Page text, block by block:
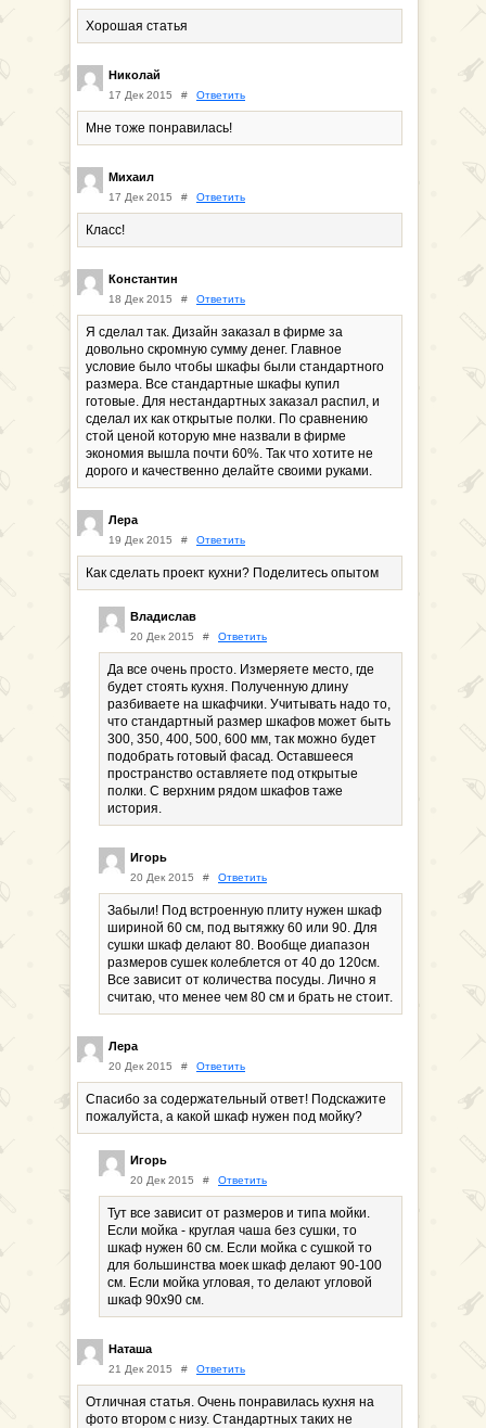
Хорошая статья
Николай
17 Дек 2015 # Ответить
Мне тоже понравилась!
Михаил
17 Дек 2015 # Ответить
Класс!
Константин
18 Дек 2015 # Ответить
Я сделал так. Дизайн заказал в фирме за
довольно скромную сумму денег. Главное
условие было чтобы шкафы были стандартного
размера. Все стандартные шкафы купил
готовые. Для нестандартных заказал распил, и
сделал их как открытые полки. По сравнению
стой ценой которую мне назвали в фирме
экономия вышла почти 60%. Так что хотите не
дорого и качественно делайте своими руками.
Лера
19 Дек 2015 # Ответить
Как сделать проект кухни? Поделитесь опытом
Владислав
20 Дек 2015 # Ответить
Да все очень просто. Измеряете место, где
будет стоять кухня. Полученную длину
разбиваете на шкафчики. Учитывать надо то,
что стандартный размер шкафов может быть
300, 350, 400, 500, 600 мм, так можно будет
подобрать готовый фасад. Оставшееся
пространство оставляете под открытые
полки. С верхним рядом шкафов таже
история.
Игорь
20 Дек 2015 # Ответить
Забыли! Под встроенную плиту нужен шкаф
шириной 60 см, под вытяжку 60 или 90. Для
сушки шкаф делают 80. Вообще диапазон
размеров сушек колеблется от 40 до 120см.
Все зависит от количества посуды. Лично я
считаю, что менее чем 80 см и брать не стоит.
Лера
20 Дек 2015 # Ответить
Спасибо за содержательный ответ! Подскажите
пожалуйста, а какой шкаф нужен под мойку?
Игорь
20 Дек 2015 # Ответить
Тут все зависит от размеров и типа мойки.
Если мойка - круглая чаша без сушки, то
шкаф нужен 60 см. Если мойка с сушкой то
для большинства моек шкаф делают 90-100
см. Если мойка угловая, то делают угловой
шкаф 90х90 см.
Наташа
21 Дек 2015 # Ответить
Отличная статья. Очень понравилась кухня на
фото втором с низу. Стандартных таких не